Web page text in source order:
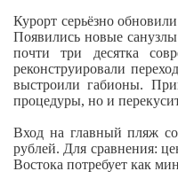
Курорт серьёзно
Появились новые
почти три десятка
реконструировали
выстроили габионы.
процедуры, но и
Вход на главный пляж
рублей. Для сравнения:
Востока потребует как